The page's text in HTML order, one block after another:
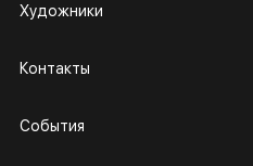
Художники
Контакты
События